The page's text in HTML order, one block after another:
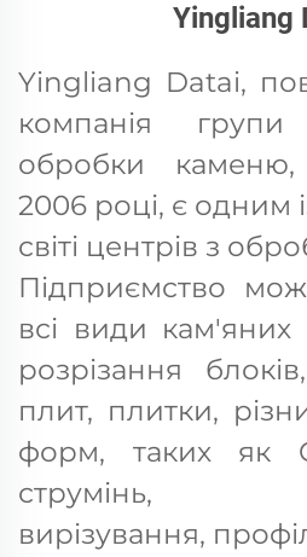
Yingliang
Yingliang Datai,
компанія
обробки
2006 році, є одним
світі центрів з
Підприємство
всі види
розрізання
плит, плитки,
форм, таких як
струмінь,
вирізування,